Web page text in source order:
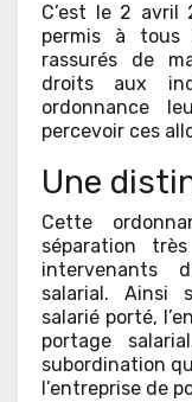
C’est le 2 avril
permis à tous
rassurés de
droits aux
ordonnance
percevoir ces
Une
Cette
séparation
intervenants
salarial. Ainsi
salarié porté,
portage
subordination
l’entreprise de